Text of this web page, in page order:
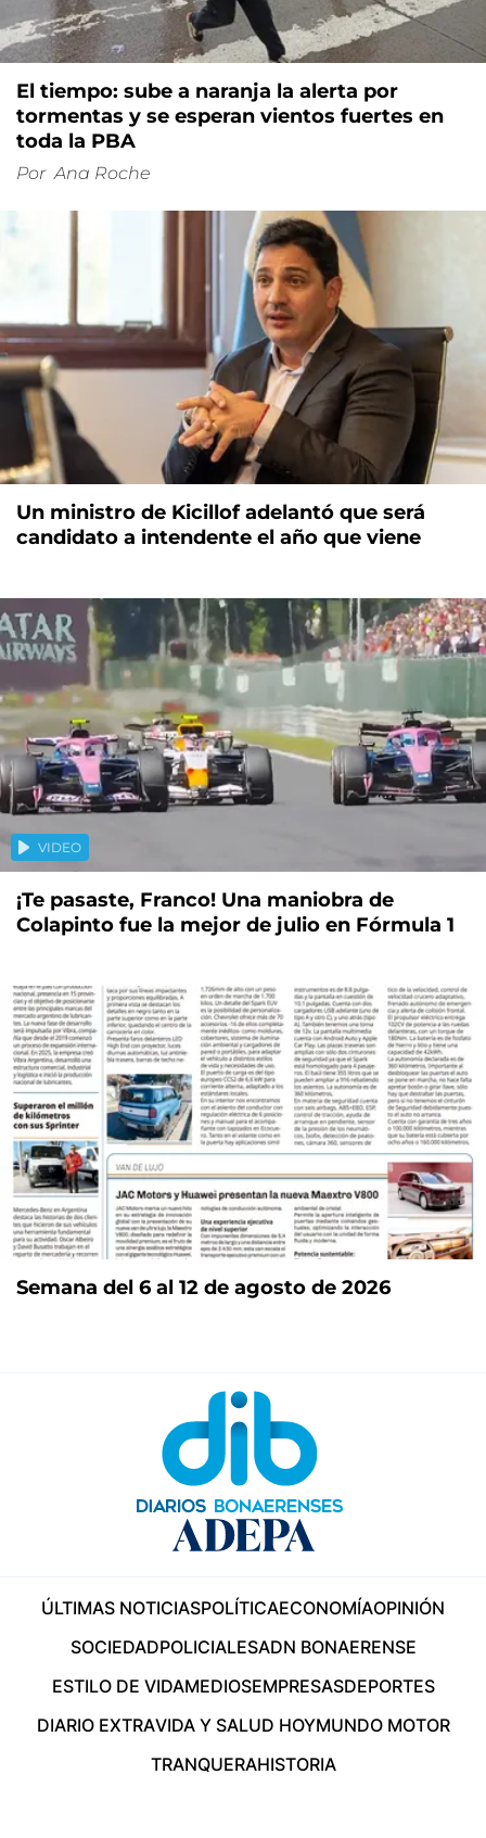
El tiempo: sube a naranja la alerta por
tormentas y se esperan vientos fuertes en
toda la PBA
Por Ana Roche
Un ministro de Kicillof adelantó que será
candidato a intendente el año que viene
VIDEO
¡Te pasaste, Franco! Una maniobra de
Colapinto fue la mejor de julio en Fórmula 1
Semana del 6 al 12 de agosto de 2026
ÚLTIMAS NOTICIASPOLÍTICAECONOMÍAOPINIÓN
SOCIEDADPOLICIALESADN BONAERENSE
ESTILO DE VIDAMEDIOSEMPRESASDEPORTES
DIARIO EXTRAVIDA Y SALUD HOYMUNDO MOTOR
TRANQUERAHISTORIA